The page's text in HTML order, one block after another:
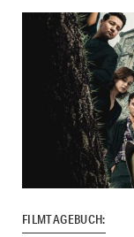
FILMTAGEBUCH: